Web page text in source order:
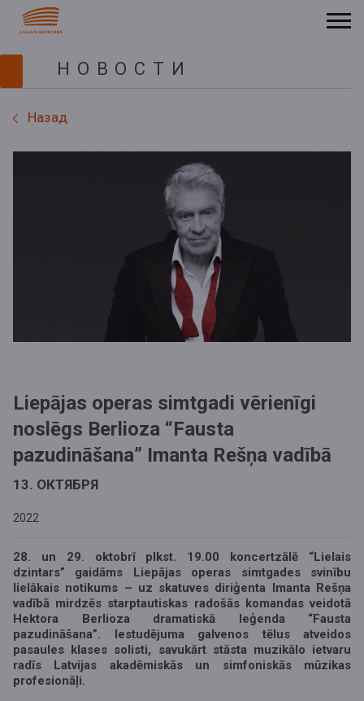
НОВОСТИ
Назад
Liepājas operas simtgadi vērienīgi
noslēgs Berlioza “Fausta
pazudināšana” Imanta Rešņa vadībā
13. ОКТЯБРЯ
2022
28. un 29. oktobrī plkst. 19.00 koncertzālē “Lielais
dzintars” gaidāms Liepājas operas simtgades svinību
lielākais notikums – uz skatuves diriģenta Imanta Rešņa
vadībā mirdzēs starptautiskas radošās komandas veidotā
Hektora Berlioza dramatiskā leģenda “Fausta
pazudināšana”. Iestudējuma galvenos tēlus atveidos
pasaules klases solisti, savukārt stāsta muzikālo ietvaru
radīs Latvijas akadēmiskās un simfoniskās mūzikas
profesionāļi.